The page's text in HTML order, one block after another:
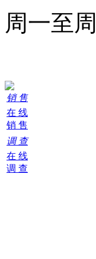
周一至
销 售
在 线
销 售
调 查
在 线
调 查